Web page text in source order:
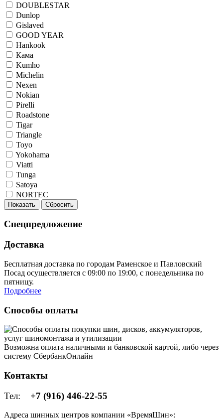
DOUBLESTAR
Dunlop
Gislaved
GOOD YEAR
Hankook
Кама
Kumho
Michelin
Nexen
Nokian
Pirelli
Roadstone
Tigar
Triangle
Toyo
Yokohama
Viatti
Tunga
Satoya
NORTEC
Показать Сбросить
Спецпредложение
Доставка
Бесплатная доставка по городам Раменское и Павловский
Посад осуществляется с 09:00 по 19:00, с понедельника по
пятницу.
Подробнее
Способы оплаты
Возможна оплата наличными и банковской картой, либо через
систему СбербанкОнлайн
Контакты
Тел: +7 (916) 446-22-55
Адреса шинных центров компании «ВремяШин»: